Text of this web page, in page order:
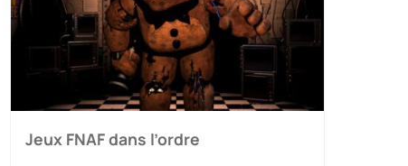
Jeux FNAF dans l’ordre